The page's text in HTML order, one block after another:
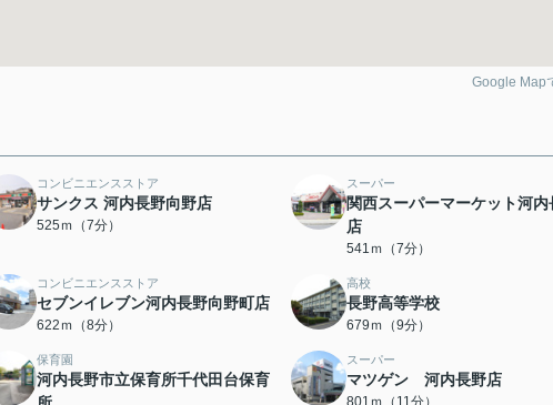
Google Map
コンビニエンスストア
サンクス 河内長野向野店
525ｍ（7分）
スーパー
関西スーパーマーケット河内
店
541ｍ（7分）
コンビニエンスストア
セブンイレブン河内長野向野町店
622ｍ（8分）
高校
長野高等学校
679ｍ（9分）
保育園
河内長野市立保育所千代田台保育
スーパー
マツゲン 河内長野店
801ｍ（11分）